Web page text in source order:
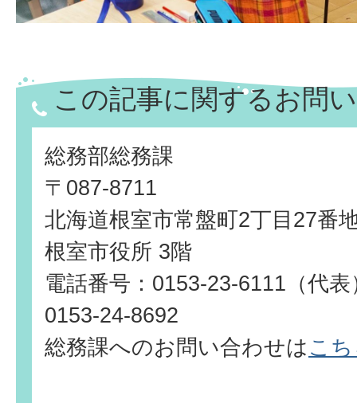
この記事に関するお問
総務部総務課
〒087-8711
北海道根室市常盤町2丁目27番
根室市役所 3階
電話番号：0153-23-6111（代
0153-24-8692
総務課へのお問い合わせはこ